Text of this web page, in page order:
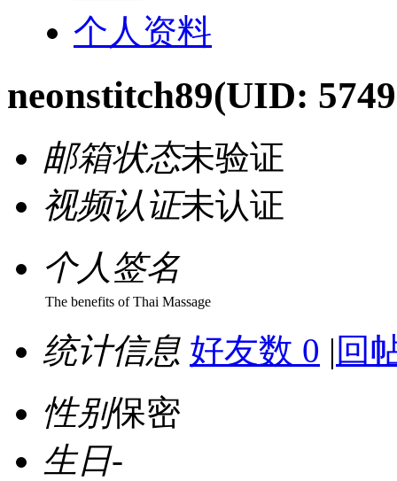
个人资料
neonstitch89(UID:
邮箱状态未验证
视频认证未认证
个人签名
The benefits of Thai Massage
统计信息 好友数 0 | 回
性别保密
生日-